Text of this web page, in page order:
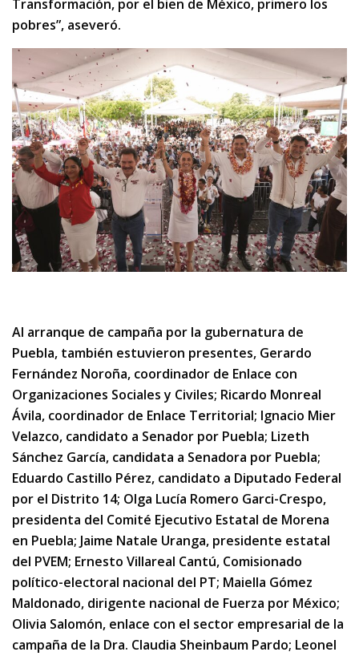
Transformación, por el bien de México, primero los
pobres”, aseveró.
Al arranque de campaña por la gubernatura de
Puebla, también estuvieron presentes, Gerardo
Fernández Noroña, coordinador de Enlace con
Organizaciones Sociales y Civiles; Ricardo Monreal
Ávila, coordinador de Enlace Territorial; Ignacio Mier
Velazco, candidato a Senador por Puebla; Lizeth
Sánchez García, candidata a Senadora por Puebla;
Eduardo Castillo Pérez, candidato a Diputado Federal
por el Distrito 14; Olga Lucía Romero Garci-Crespo,
presidenta del Comité Ejecutivo Estatal de Morena
en Puebla; Jaime Natale Uranga, presidente estatal
del PVEM; Ernesto Villareal Cantú, Comisionado
político-electoral nacional del PT; Maiella Gómez
Maldonado, dirigente nacional de Fuerza por México;
Olivia Salomón, enlace con el sector empresarial de la
campaña de la Dra. Claudia Sheinbaum Pardo; Leonel